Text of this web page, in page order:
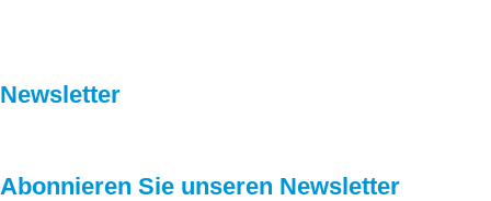
Newsletter
Abonnieren Sie unseren Newsletter